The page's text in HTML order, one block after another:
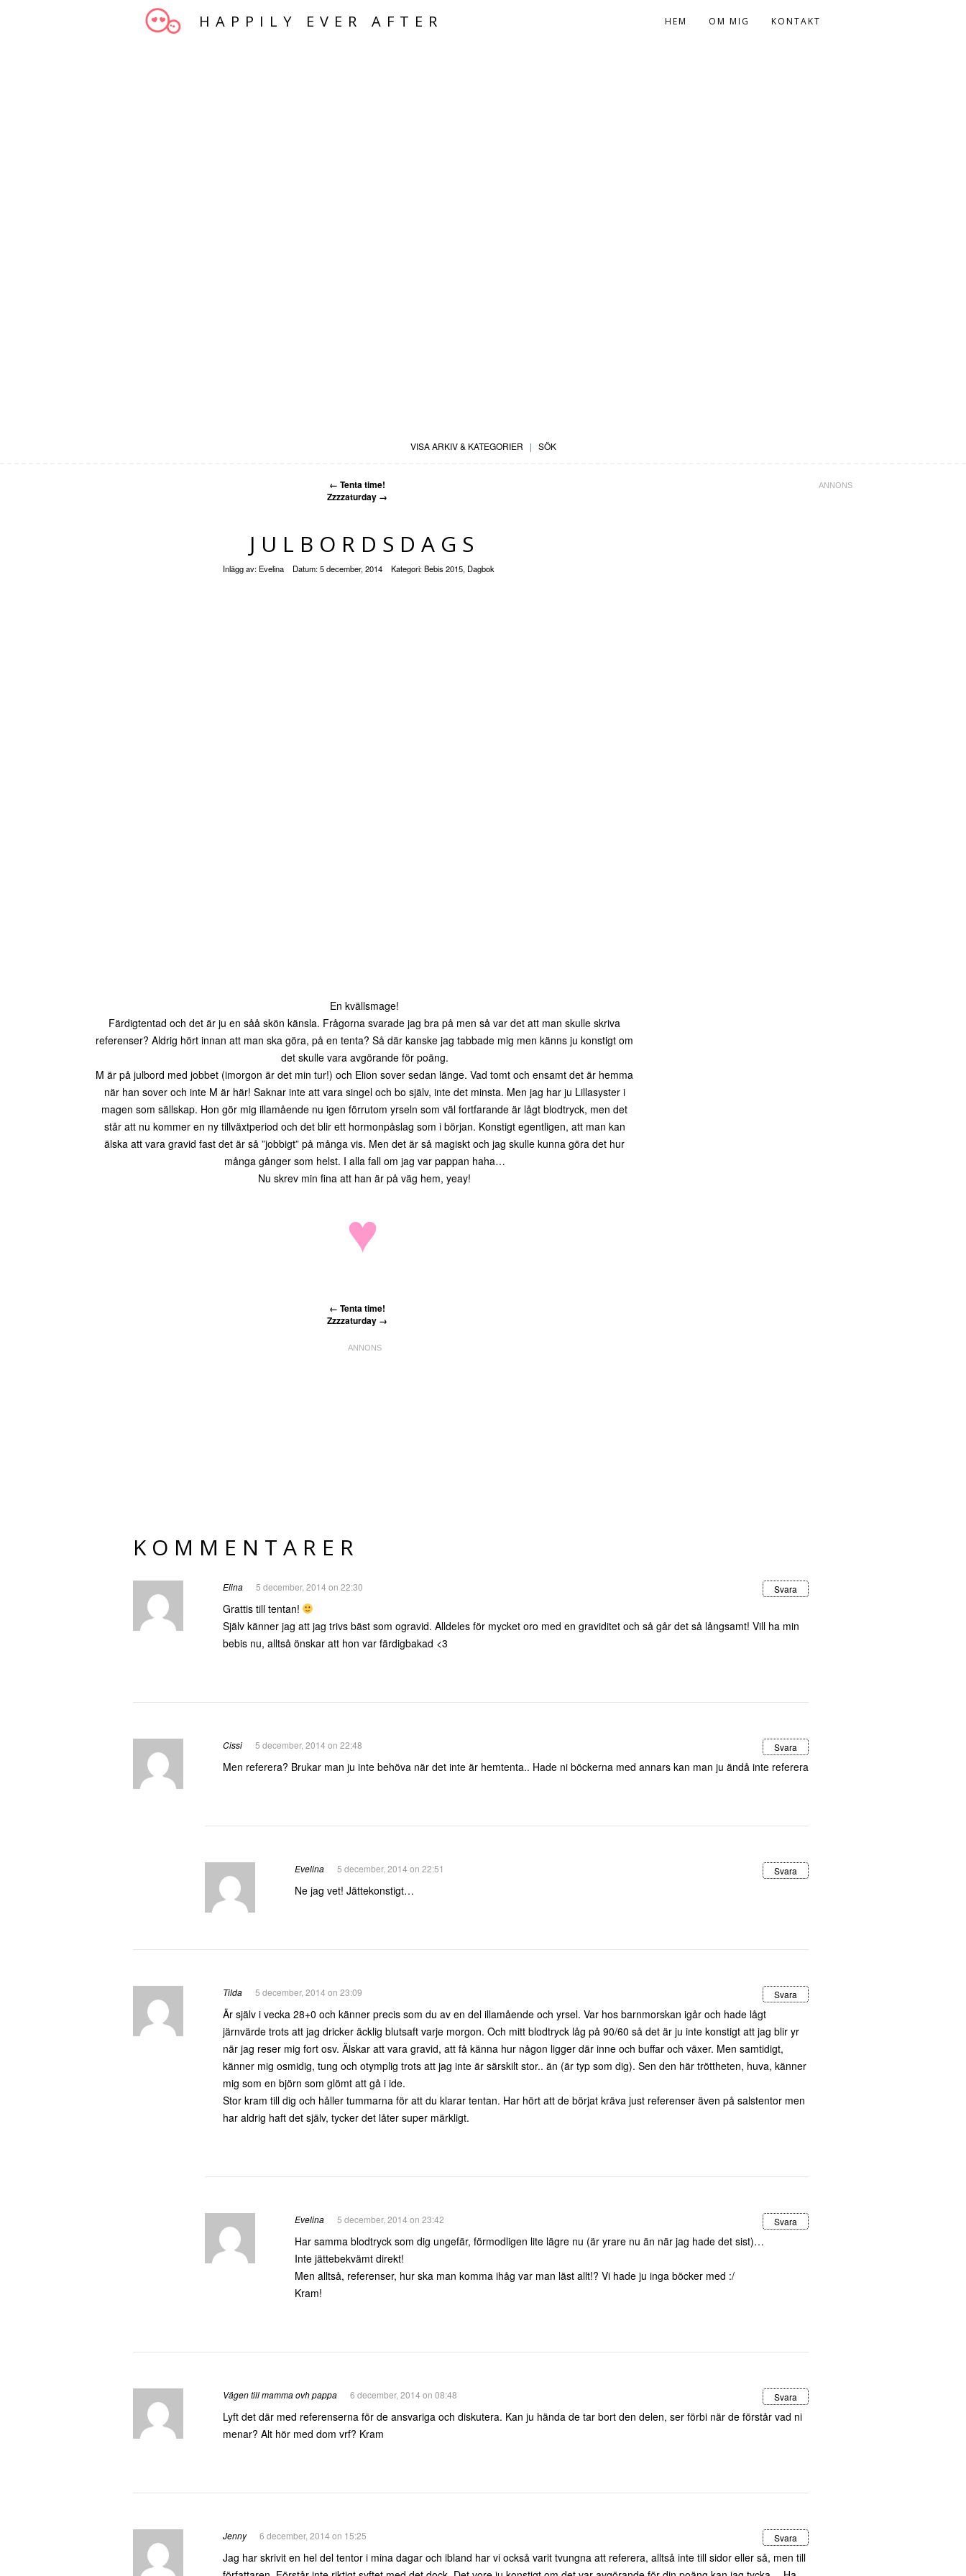
HAPPILY EVER AFTER HEM OM MIG KONTAKT
VISA ARKIV & KATEGORIER | SÖK
← Tenta time!
Zzzzaturday →
JULBORDSDAGS
Inlägg av: Evelina Datum:5 december, 2014 Kategori:Bebis 2015, Dagbok
En kvällsmage!
Färdigtentad och det är ju en såå skön känsla. Frågorna svarade jag bra på men så var det att man skulle skriva
referenser? Aldrig hört innan att man ska göra, på en tenta? Så där kanske jag tabbade mig men känns ju konstigt om
det skulle vara avgörande för poäng.
M är på julbord med jobbet (imorgon är det min tur!) och Elion sover sedan länge. Vad tomt och ensamt det är hemma
när han sover och inte M är här! Saknar inte att vara singel och bo själv, inte det minsta. Men jag har ju Lillasyster i
magen som sällskap. Hon gör mig illamående nu igen förrutom yrseln som väl fortfarande är lågt blodtryck, men det
står att nu kommer en ny tillväxtperiod och det blir ett hormonpåslag som i början. Konstigt egentligen, att man kan
älska att vara gravid fast det är så ”jobbigt” på många vis. Men det är så magiskt och jag skulle kunna göra det hur
många gånger som helst. I alla fall om jag var pappan haha…
Nu skrev min fina att han är på väg hem, yeay!
♥
← Tenta time!
Zzzzaturday →
KOMMENTARER
Elina 5 december, 2014 on 22:30 Svara
Grattis till tentan!
Själv känner jag att jag trivs bäst som ogravid. Alldeles för mycket oro med en graviditet och så går det så långsamt! Vill ha min
bebis nu, alltså önskar att hon var färdigbakad <3
Cissi 5 december, 2014 on 22:48 Svara
Men referera? Brukar man ju inte behöva när det inte är hemtenta.. Hade ni böckerna med annars kan man ju ändå inte referera
Evelina 5 december, 2014 on 22:51 Svara
Ne jag vet! Jättekonstigt…
Tilda 5 december, 2014 on 23:09 Svara
Är själv i vecka 28+0 och känner precis som du av en del illamående och yrsel. Var hos barnmorskan igår och hade lågt
järnvärde trots att jag dricker äcklig blutsaft varje morgon. Och mitt blodtryck låg på 90/60 så det är ju inte konstigt att jag blir yr
när jag reser mig fort osv. Älskar att vara gravid, att få känna hur någon ligger där inne och buffar och växer. Men samtidigt,
känner mig osmidig, tung och otymplig trots att jag inte är särskilt stor.. än (är typ som dig). Sen den här tröttheten, huva, känner
mig som en björn som glömt att gå i ide.
Stor kram till dig och håller tummarna för att du klarar tentan. Har hört att de börjat kräva just referenser även på salstentor men
har aldrig haft det själv, tycker det låter super märkligt.
Evelina 5 december, 2014 on 23:42 Svara
Har samma blodtryck som dig ungefär, förmodligen lite lägre nu (är yrare nu än när jag hade det sist)…
Inte jättebekvämt direkt!
Men alltså, referenser, hur ska man komma ihåg var man läst allt!? Vi hade ju inga böcker med :/
Kram!
Vägen till mamma ovh pappa 6 december, 2014 on 08:48 Svara
Lyft det där med referenserna för de ansvariga och diskutera. Kan ju hända de tar bort den delen, ser förbi när de förstår vad ni
menar? Alt hör med dom vrf? Kram
Jenny 6 december, 2014 on 15:25 Svara
Jag har skrivit en hel del tentor i mina dagar och ibland har vi också varit tvungna att referera, alltså inte till sidor eller så, men till